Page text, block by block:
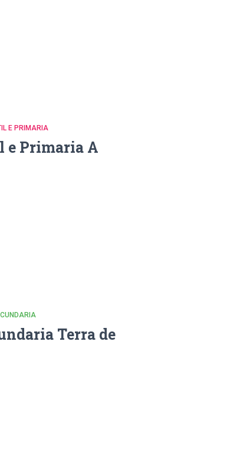
E PRIMARIA
e Primaria A
Terra de